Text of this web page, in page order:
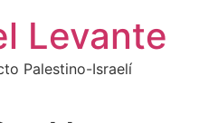
Levante
Palestino-Israelí